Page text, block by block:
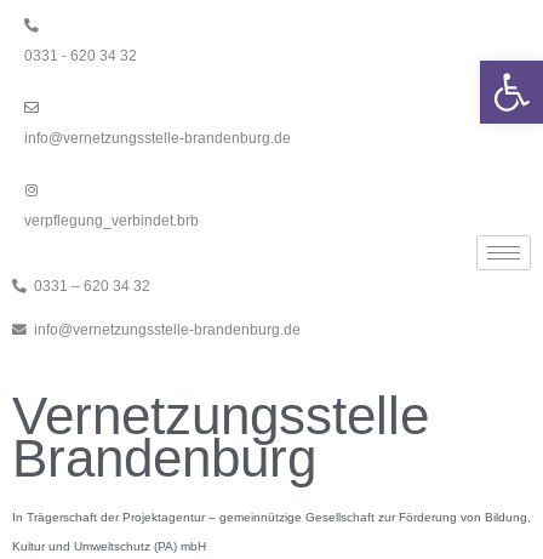
Inhalt
springen
0331 - 620 34 32
info@vernetzungsstelle-brandenburg.de
verpflegung_verbindet.brb
0331 – 620 34 32
info@vernetzungsstelle-brandenburg.de
Vernetzungsstelle
Brandenburg
In Trägerschaft der Projektagentur – gemeinnützige Gesellschaft zur Förderung von Bildung,
Kultur und Umweltschutz (PA) mbH